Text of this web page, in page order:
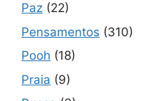
Paz (22)
Pensamentos (310)
Pooh (18)
Praia (9)